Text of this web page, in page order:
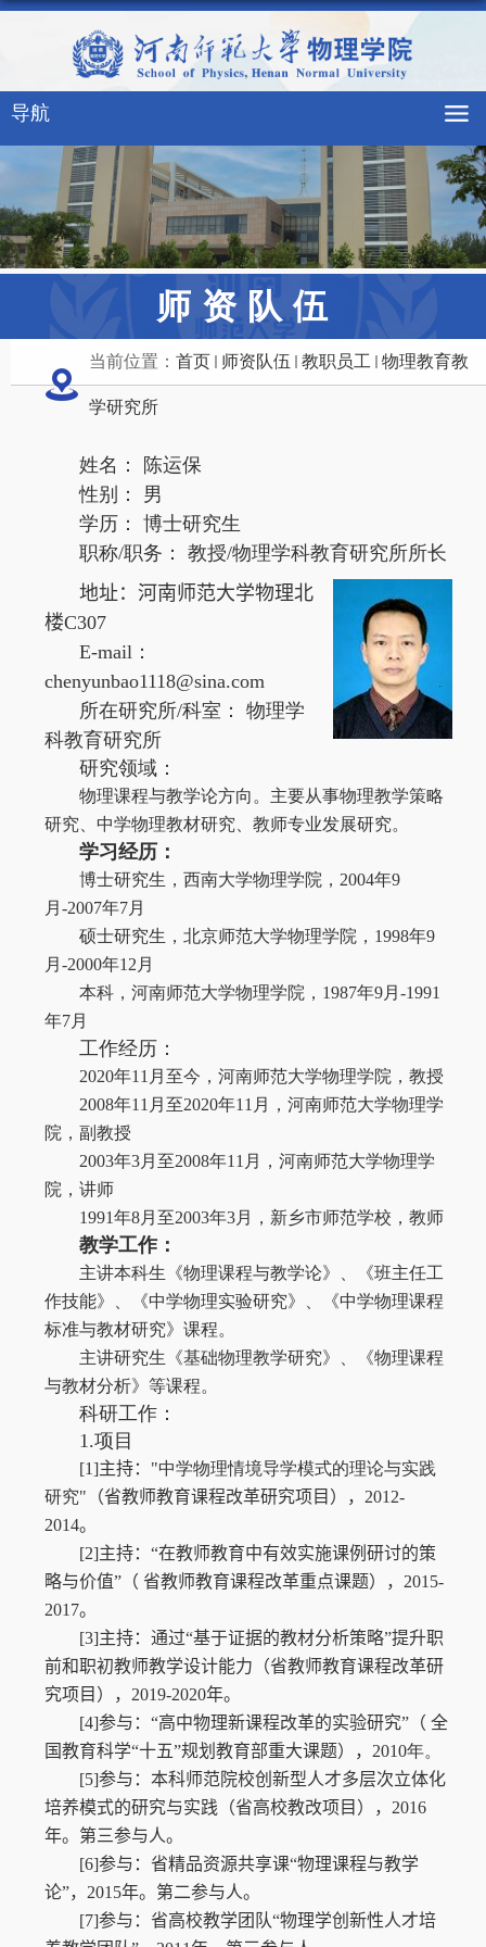
导航
师资队伍
当前位置： 首页 师资队伍 教职员工 物理教育教
学研究所
姓名： 陈运保
性别： 男
学历： 博士研究生
职称/职务： 教授/物理学科教育研究所所长
地址：河南师范大学物理北
楼C307
E-mail ：
chenyunbao1118@sina.com
所在研究所/科室： 物理学
科教育研究所
研究领域：
物理课程与教学论方向。主要从事物理教学策略
研究、中学物理教材研究、教师专业发展研究。
学习经历：
博士研究生，西南大学物理学院， 2004年9
月 -2007年7月
硕士研究生，北京师范大学物理学院， 1998年9
月 -2000年12 月
本科，河南师范大学物理学院， 1987年9月 -1991
年7月
工作经历：
2020年11 月至今，河南师范大学物理学院，教授
2008年11 月至2020年11 月，河南师范大学物理学
院，副教授
2003年3月至2008年11 月，河南师范大学物理学
院，讲师
1991年8月至2003年3月，新乡市师范学校，教师
教学工作：
主讲本科生《物理课程与教学论》、《班主任工
作技能》、《中学物理实验研究》、《中学物理课程
标准与教材研究》课程。
主讲研究生《基础物理教学研究》、《物理课程
与教材分析》等课程。
科研工作：
1.项目
[1]主持： "中学物理情境导学模式的理论与实践
研究" （省教师教育课程改革研究项目） ， 2012-
2014。
[2]主持： “在教师教育中有效实施课例研讨的策
略与价值”（ 省教师教育课程改革重点课题）
， 2015-
2017。
[3]主持： 通过“基于证据的教材分析策略”提升职
前和职初教师教学设计能力（省教师教育课程改革研
究项目）
， 2019-2020年。
[4]参与： “高中物理新课程改革的实验研究”（ 全
国教育科学“十五”规划教育部重大课题）， 2010年。
[5]参与： 本科师范院校创新型人才多层次立体化
培养模式的研究与实践（省高校教改项目）
， 2016
年。 第三参与人。
[6]参与： 省精品资源共享课“物理课程与教学
论”， 2015年。 第二参与人。
[7]参与： 省高校教学团队“物理学创新性人才培